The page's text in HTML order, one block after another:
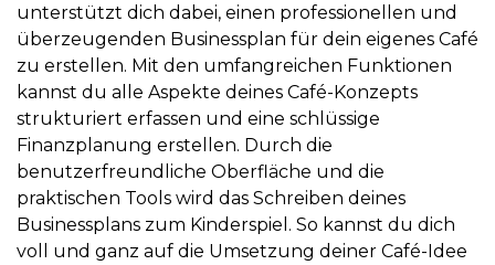
unterstützt dich dabei, einen professionellen und
überzeugenden Businessplan für dein eigenes Café
zu erstellen. Mit den umfangreichen Funktionen
kannst du alle Aspekte deines Café-Konzepts
strukturiert erfassen und eine schlüssige
Finanzplanung erstellen. Durch die
benutzerfreundliche Oberfläche und die
praktischen Tools wird das Schreiben deines
Businessplans zum Kinderspiel. So kannst du dich
voll und ganz auf die Umsetzung deiner Café-Idee